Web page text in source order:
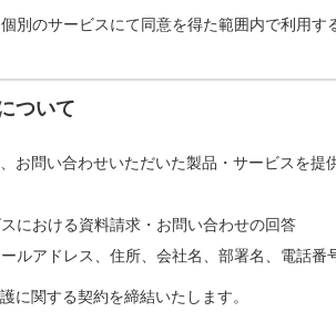
別のサービスにて同意を得た範囲内で利用す
ついて
お問い合わせいただいた製品・サービスを提
における資料請求・お問い合わせの回答
ルアドレス、住所、会社名、部署名、電話番
に関する契約を締結いたします。